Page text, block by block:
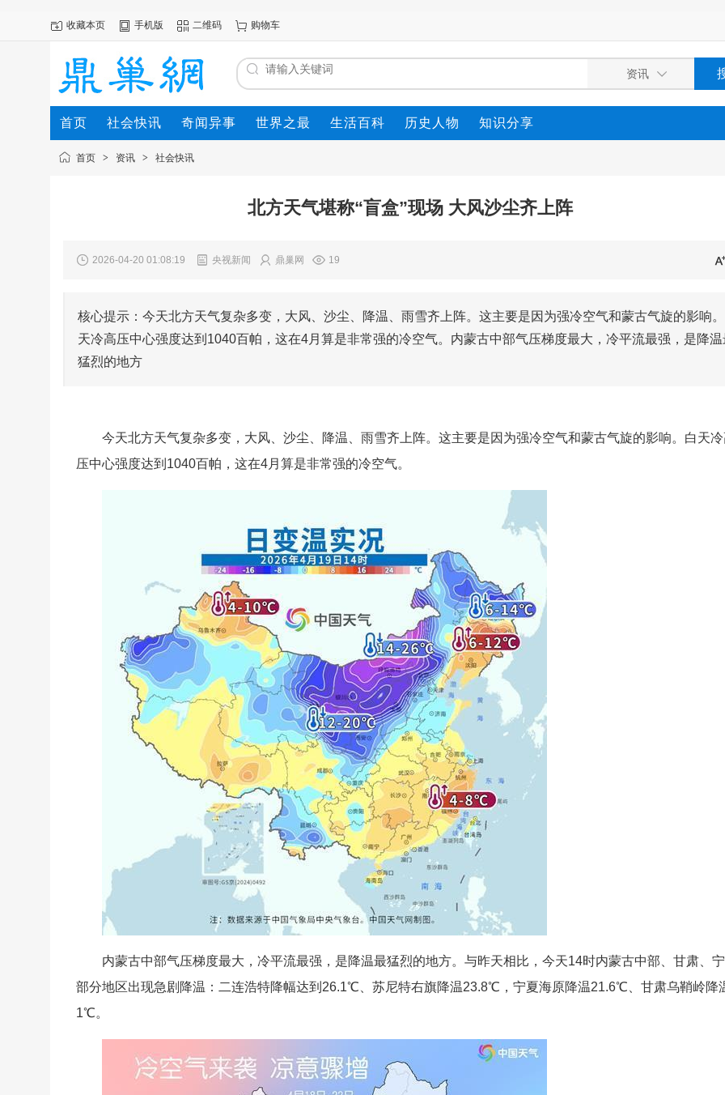
收藏本页 手机版 二维码 购物车
首页 社会快讯 奇闻异事 世界之最 生活百科 历史人物 知识分享
首页 > 资讯 > 社会快讯
北方天气堪称“盲盒”现场 大风沙尘齐上阵
2026-04-20 01:08:19 央视新闻 鼎巢网 19
核心提示：今天北方天气复杂多变，大风、沙尘、降温、雨雪齐上阵。这主要是因为强冷空气和蒙古气旋的影响
天冷高压中心强度达到1040百帕，这在4月算是非常强的冷空气。内蒙古中部气压梯度最大，冷平流最强，是降温
猛烈的地方
今天北方天气复杂多变，大风、沙尘、降温、雨雪齐上阵。这主要是因为强冷空气和蒙古气旋的影响。白天
压中心强度达到1040百帕，这在4月算是非常强的冷空气。
内蒙古中部气压梯度最大，冷平流最强，是降温最猛烈的地方。与昨天相比，今天14时内蒙古中部、甘肃、
部分地区出现急剧降温：二连浩特降幅达到26.1℃、苏尼特右旗降温23.8℃，宁夏海原降温21.6℃、甘肃乌鞘岭降
1℃。